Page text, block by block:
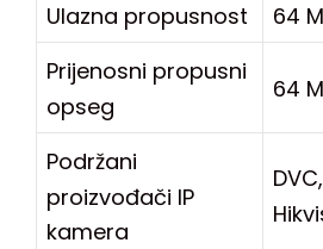
Ulazna propusnost
64
Prijenosni propusni
opseg
64
Podržani
proizvođači IP
kamera